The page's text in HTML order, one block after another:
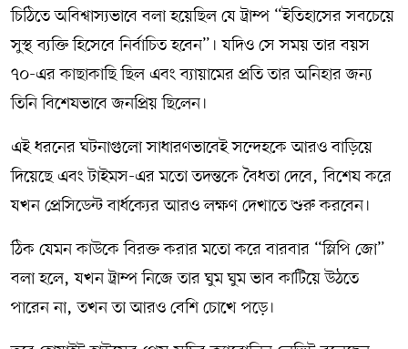
চিঠিতে অবিশ্বাস্যভাবে বলা হয়েছিল যে ট্রাম্প “ইতিহাসের সবচেয়ে
সুস্থ ব্যক্তি হিসেবে নির্বাচিত হবেন”। যদিও সে সময় তার বয়স
৭০-এর কাছাকাছি ছিল এবং ব্যায়ামের প্রতি তার অনিহার জন্য
তিনি বিশেষভাবে জনপ্রিয় ছিলেন।
এই ধরনের ঘটনাগুলো সাধারণভাবেই সন্দেহকে আরও বাড়িয়ে
দিয়েছে এবং টাইমস-এর মতো তদন্তকে বৈধতা দেবে, বিশেষ করে
যখন প্রেসিডেন্ট বার্ধক্যের আরও লক্ষণ দেখাতে শুরু করবেন।
ঠিক যেমন কাউকে বিরক্ত করার মতো করে বারবার “স্লিপি জো”
বলা হলে, যখন ট্রাম্প নিজে তার ঘুম ঘুম ভাব কাটিয়ে উঠতে
পারেন না, তখন তা আরও বেশি চোখে পড়ে।